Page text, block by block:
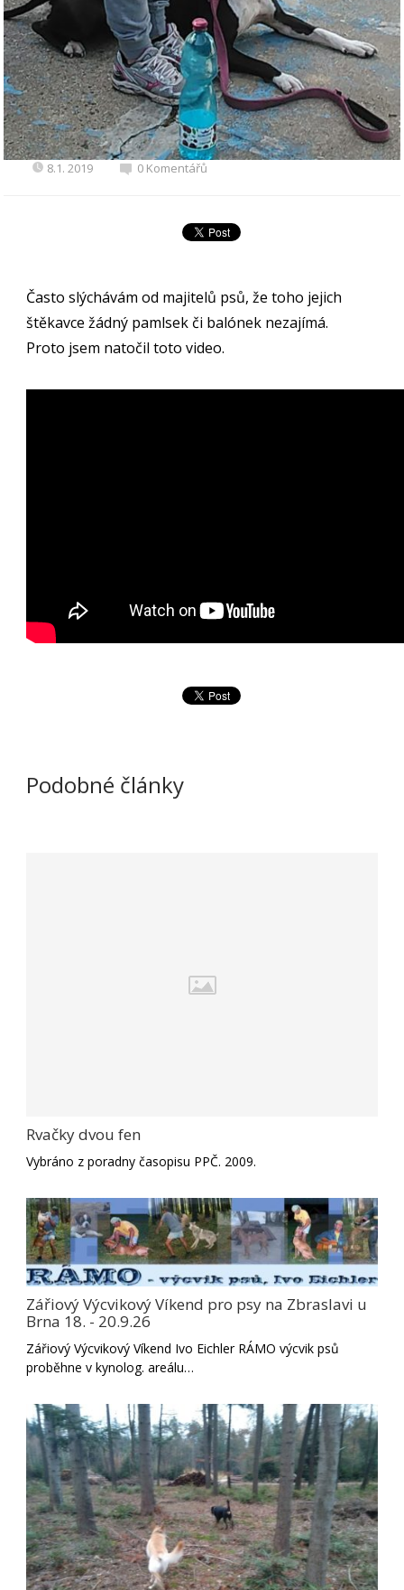
8.1. 2019 0 Komentářů
Často slýchávám od majitelů psů, že toho jejich
štěkavce žádný pamlsek či balónek nezajímá.
Proto jsem natočil toto video.
Podobné články
Rvačky dvou fen
Vybráno z poradny časopisu PPČ. 2009.
Zářiový Výcvikový Víkend pro psy na Zbraslavi u
Brna 18. - 20.9.26
Zářiový Výcvikový Víkend Ivo Eichler RÁMO výcvik psů
proběhne v kynolog. areálu…